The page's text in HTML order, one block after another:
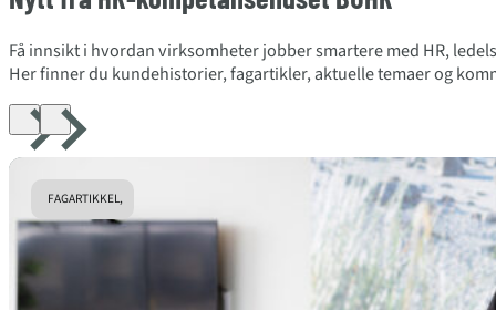
Få innsikt i hvordan virksomheter jobber smartere med HR,
Her finner du kundehistorier, fagartikler, aktuelle temaer og
FAGARTIKKEL,